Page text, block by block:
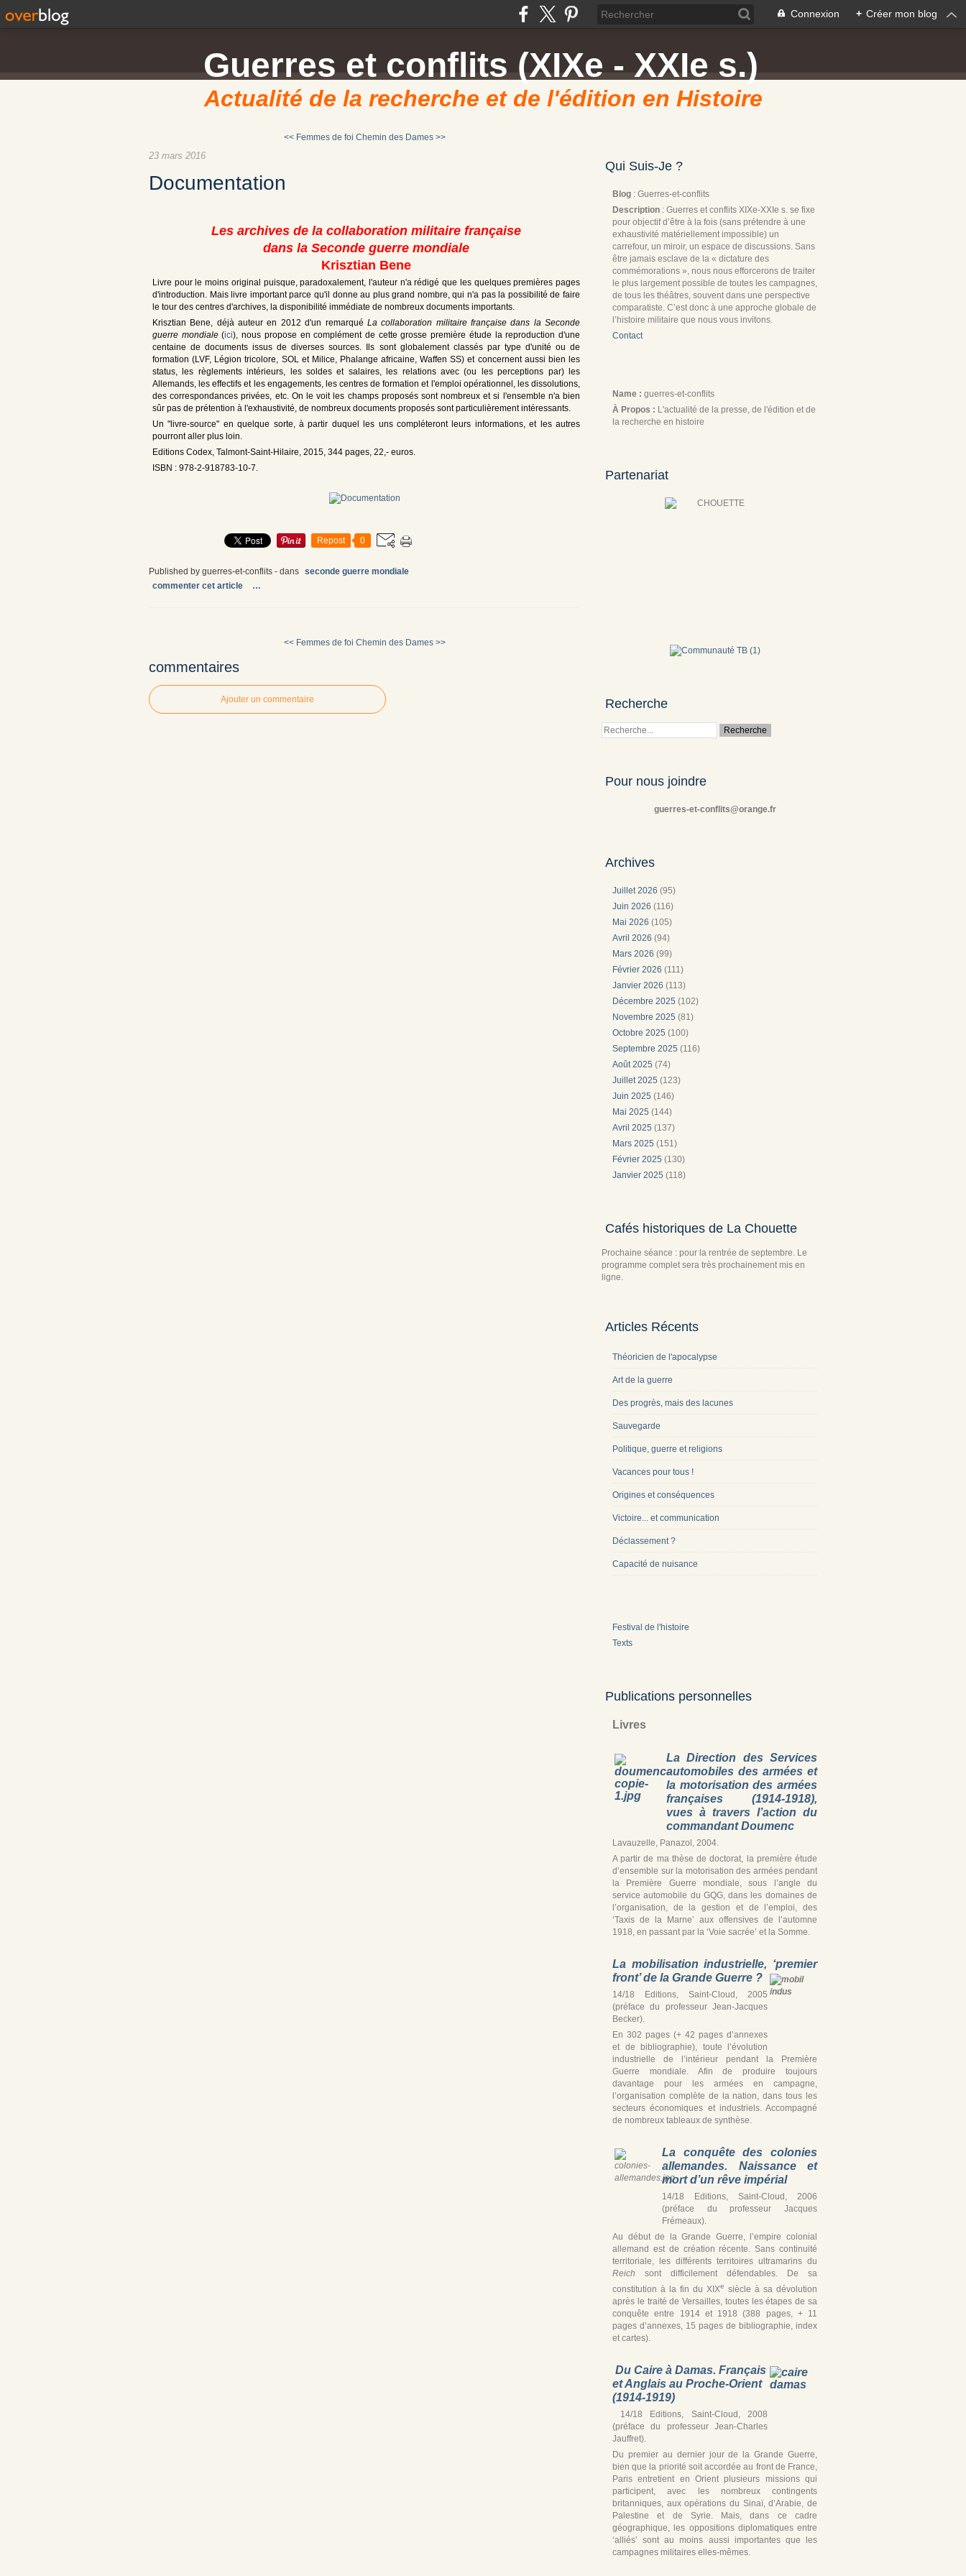
Connexion + Créer mon blog
Guerres et conflits (XIXe - XXIe s.)
Actualité de la recherche et de l'édition en Histoire
<< Femmes de foi Chemin des Dames >>
23 mars 2016
Documentation
Les archives de la collaboration militaire française
dans la Seconde guerre mondiale
Krisztian Bene
Livre pour le moins original puisque, paradoxalement, l'auteur n'a rédigé que les quelques premières pages
d'introduction. Mais livre important parce qu'il donne au plus grand nombre, qui n'a pas la possibilité de faire
le tour des centres d'archives, la disponibilité immédiate de nombreux documents importants.
Krisztian Bene, déjà auteur en 2012 d'un remarqué La collaboration militaire française dans la Seconde
guerre mondiale(ici), nous propose en complément de cette grosse première étude la reproduction d'une
centaine de documents issus de diverses sources. Ils sont globalement classés par type d'unité ou de
formation (LVF, Légion tricolore, SOL et Milice, Phalange africaine, Waffen SS) et concernent aussi bien les
status, les règlements intérieurs, les soldes et salaires, les relations avec (ou les perceptions par) les
Allemands, les effectifs et les engagements, les centres de formation et l'emploi opérationnel, les dissolutions,
des correspondances privées, etc. On le voit les champs proposés sont nombreux et si l'ensemble n'a bien
sûr pas de prétention à l'exhaustivité, de nombreux documents proposés sont particulièrement intéressants.
Un "livre-source" en quelque sorte, à partir duquel les uns compléteront leurs informations, et les autres
pourront aller plus loin.
Editions Codex, Talmont-Saint-Hilaire, 2015, 344 pages, 22,- euros.
ISBN : 978-2-918783-10-7.
Repost 0
Published by guerres-et-conflits - dans seconde guerre mondiale
commenter cet article
…
<< Femmes de foi Chemin des Dames >>
commentaires
Ajouter un commentaire
Qui Suis-Je ?
Blog : Guerres-et-conflits
Description : Guerres et conflits XIXe-XXIe s. se fixe
pour objectif d’être à la fois (sans prétendre à une
exhaustivité matériellement impossible) un
carrefour, un miroir, un espace de discussions. Sans
être jamais esclave de la « dictature des
commémorations », nous nous efforcerons de traiter
le plus largement possible de toutes les campagnes,
de tous les théâtres, souvent dans une perspective
comparatiste. C’est donc à une approche globale de
l’histoire militaire que nous vous invitons.
Contact
Name : guerres-et-conflits
À Propos : L'actualité de la presse, de l'édition et de
la recherche en histoire
Partenariat
Recherche
Pour nous joindre
guerres-et-conflits@orange.fr
Archives
Juillet 2026 (95)
Juin 2026 (116)
Mai 2026 (105)
Avril 2026 (94)
Mars 2026 (99)
Février 2026 (111)
Janvier 2026 (113)
Décembre 2025 (102)
Novembre 2025 (81)
Octobre 2025 (100)
Septembre 2025 (116)
Août 2025 (74)
Juillet 2025 (123)
Juin 2025 (146)
Mai 2025 (144)
Avril 2025 (137)
Mars 2025 (151)
Février 2025 (130)
Janvier 2025 (118)
Cafés historiques de La Chouette
Prochaine séance : pour la rentrée de septembre. Le
programme complet sera très prochainement mis en
ligne.
Articles Récents
Théoricien de l'apocalypse
Art de la guerre
Des progrès, mais des lacunes
Sauvegarde
Politique, guerre et religions
Vacances pour tous !
Origines et conséquences
Victoire... et communication
Déclassement ?
Capacité de nuisance
Festival de l'histoire
Texts
Publications personnelles
Livres
La Direction des Services
automobiles des armées et
la motorisation des armées
françaises (1914-1918),
vues à travers l’action du
commandant Doumenc
Lavauzelle, Panazol, 2004.
A partir de ma thèse de doctorat, la première étude
d’ensemble sur la motorisation des armées pendant
la Première Guerre mondiale, sous l’angle du
service automobile du GQG, dans les domaines de
l’organisation, de la gestion et de l’emploi, des
‘Taxis de la Marne’ aux offensives de l’automne
1918, en passant par la ‘Voie sacrée’ et la Somme.
La mobilisation industrielle, ‘premier
front’ de la Grande Guerre ?
14/18 Editions, Saint-Cloud, 2005
(préface du professeur Jean-Jacques
Becker).
En 302 pages (+ 42 pages d’annexes
et de bibliographie), toute l’évolution
industrielle de l’intérieur pendant la Première
Guerre mondiale. Afin de produire toujours
davantage pour les armées en campagne,
l’organisation complète de la nation, dans tous les
secteurs économiques et industriels. Accompagné
de nombreux tableaux de synthèse.
La conquête des colonies
allemandes. Naissance et
mort d’un rêve impérial
14/18 Editions, Saint-Cloud, 2006
(préface du professeur Jacques
Frémeaux).
Au début de la Grande Guerre, l’empire colonial
allemand est de création récente. Sans continuité
territoriale, les différents territoires ultramarins du
Reich sont difficilement défendables. De sa
constitution à la fin du XIXe siècle à sa dévolution
après le traité de Versailles, toutes les étapes de sa
conquête entre 1914 et 1918 (388 pages, + 11
pages d’annexes, 15 pages de bibliographie, index
et cartes).
Du Caire à Damas. Français
et Anglais au Proche-Orient
(1914-1919)
14/18 Editions, Saint-Cloud, 2008
(préface du professeur Jean-Charles
Jauffret).
Du premier au dernier jour de la Grande Guerre,
bien que la priorité soit accordée au front de France,
Paris entretient en Orient plusieurs missions qui
participent, avec les nombreux contingents
britanniques, aux opérations du Sinaï, d’Arabie, de
Palestine et de Syrie. Mais, dans ce cadre
géographique, les oppositions diplomatiques entre
‘alliés’ sont au moins aussi importantes que les
campagnes militaires elles-mêmes.